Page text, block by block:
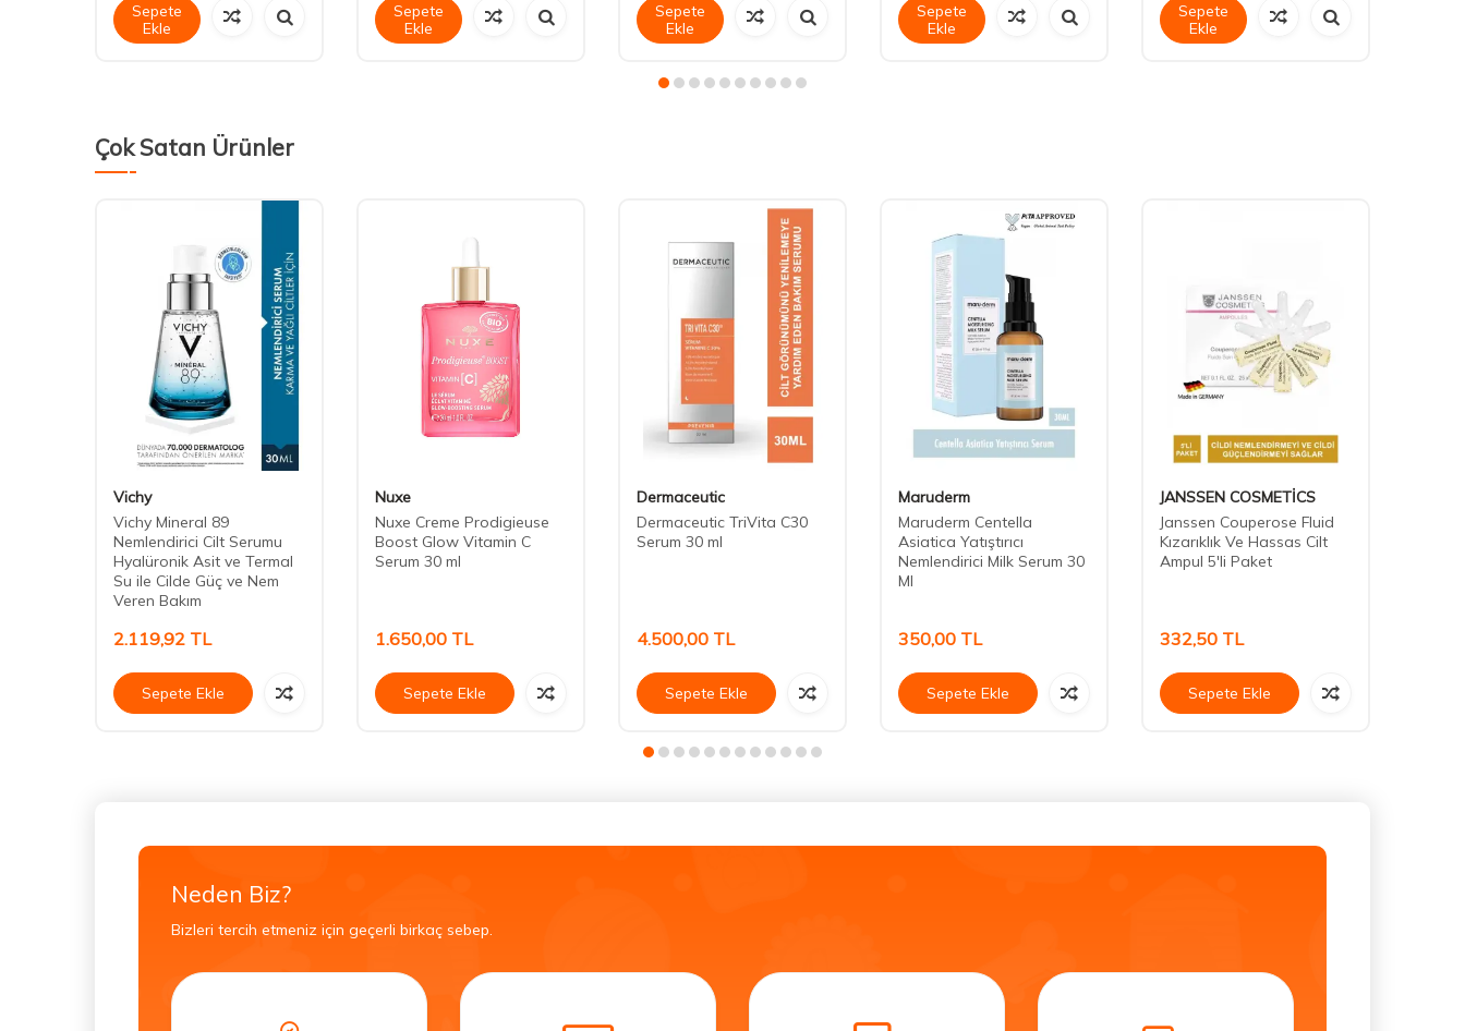
Sepete
Ekle
Sepete
Ekle
Sepete
Ekle
Sepete
Ekle
Sepete
Ekle
Çok Satan Ürünler
Vichy
Vichy Mineral 89
Nemlendirici Cilt Serumu
Hyalüronik Asit ve Termal
Su ile Cilde Güç ve Nem
Veren Bakım
2.119,92 TL
Sepete Ekle
Nuxe
Nuxe Creme Prodigieuse
Boost Glow Vitamin C
Serum 30 ml
1.650,00 TL
Sepete Ekle
Dermaceutic
Dermaceutic TriVita C30
Serum 30 ml
4.500,00 TL
Sepete Ekle
Maruderm
Maruderm Centella
Asiatica Yatıştırıcı
Nemlendirici Milk Serum 30
Ml
350,00 TL
Sepete Ekle
JANSSEN COSMETİCS
Janssen Couperose Fluid
Kızarıklık Ve Hassas Cilt
Ampul 5'li Paket
332,50 TL
Sepete Ekle
Neden Biz?
Bizleri tercih etmeniz için geçerli birkaç sebep.